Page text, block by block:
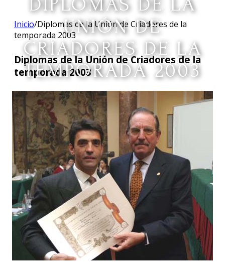
DIPLOMAS DE LA
UNIÓN DE
CRIADORES DE LA
TEMPORADA 2003
Inicio/Diplomas de la Unión de Criadores de la
temporada 2003
Diplomas de la Unión de Criadores de la
temporada 2003